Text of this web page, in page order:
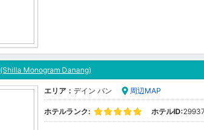
(Shilla Monogram Danang)
エリア： デイン バン 周辺MAP
ホテルランク: ホテルID: